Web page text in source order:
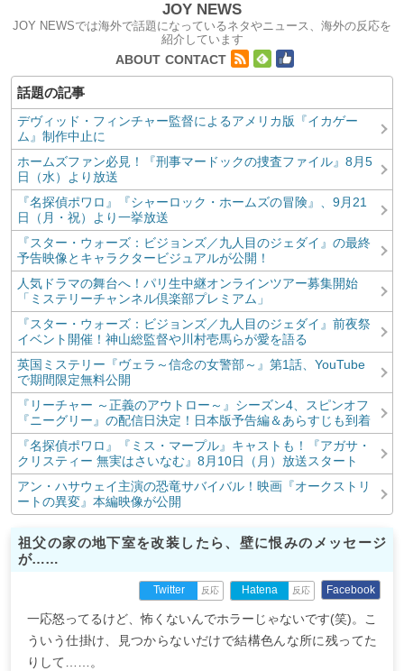
JOY NEWS
JOY NEWSでは海外で話題になっているネタやニュース、海外の反応を
紹介しています
コンテンツへ移動
ABOUT CONTACT
デヴィッド・フィンチャー監督によるアメリカ版『イカゲー
ム』制作中止に
ホームズファン必見！『刑事マードックの捜査ファイル』8月5
日（水）より放送
『名探偵ポワロ』『シャーロック・ホームズの冒険』、9月21
日（月・祝）より一挙放送
『スター・ウォーズ：ビジョンズ／九人目のジェダイ』の最終
予告映像とキャラクタービジュアルが公開！
人気ドラマの舞台へ！パリ生中継オンラインツアー募集開始
「ミステリーチャンネル倶楽部プレミアム」
『スター・ウォーズ：ビジョンズ／九人目のジェダイ』前夜祭
イベント開催！神山総監督や川村壱馬らが愛を語る
英国ミステリー『ヴェラ～信念の女警部～』第1話、YouTube
で期間限定無料公開
『リーチャー ～正義のアウトロー～』シーズン4、スピンオフ
『ニーグリー』の配信日決定！日本版予告編＆あらすじも到着
『名探偵ポワロ』『ミス・マープル』キャストも！『アガサ・
クリスティー 無実はさいなむ』8月10日（月）放送スタート
アン・ハサウェイ主演の恐竜サバイバル！映画『オークストリ
ートの異変』本編映像が公開
祖父の家の地下室を改装したら、壁に恨みのメッセージ
が……
Twitter 反応 Hatena 反応 Facebook
一応怒ってるけど、怖くないんでホラーじゃないです(笑)。こ
ういう仕掛け、見つからないだけで結構色んな所に残ってた
りして……。